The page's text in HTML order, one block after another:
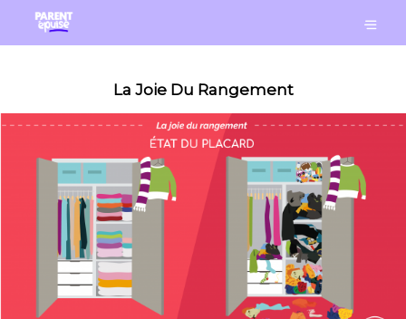
La Joie Du Rangement